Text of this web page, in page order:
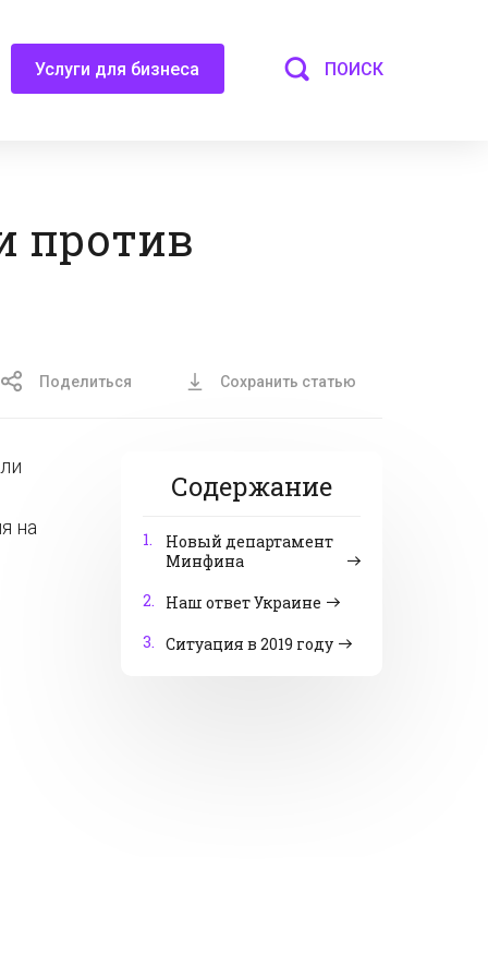
Услуги для бизнеса ПОИСК
против
Поделиться Сохранить статью
Содержание
1.
Новый департамент
Минфина
2.
Наш ответ Украине
3. Ситуация в 2019 году
на